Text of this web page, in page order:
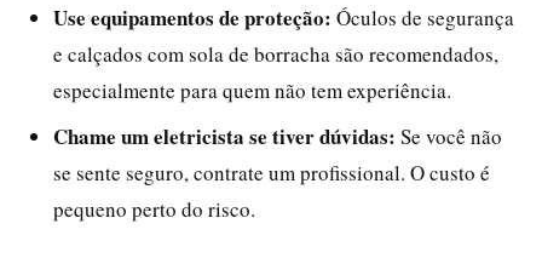
Use equipamentos de proteção: Óculos de segurança
e calçados com sola de borracha são recomendados,
especialmente para quem não tem experiência.
Chame um eletricista se tiver dúvidas: Se você não
se sente seguro, contrate um profissional. O custo é
pequeno perto do risco.